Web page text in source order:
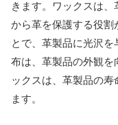
きます。ワックスは
から革を保護する役割
とで、革製品に光沢
布は、革製品の外観を
ックスは、革製品の
ます。